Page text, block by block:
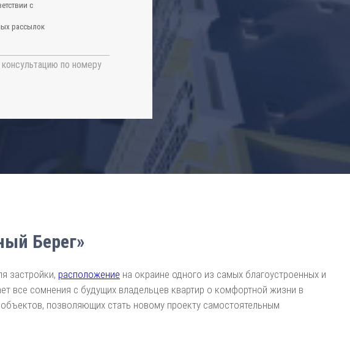
с
рассылок
по номеру
Берег»
застройки, расположение на окраине одного из самых благоустроенных и
все сомнения с будущих владельцев квартир о комфортной жизни в
позволяющих стать новому проекту самостоятельным